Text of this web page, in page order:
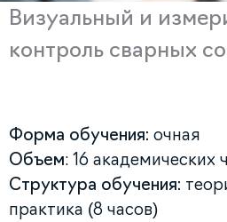
Визуальный и
контроль сварных
Форма обучения: очная
Объем: 16 академических
Структура обучения:
практика (8 часов)